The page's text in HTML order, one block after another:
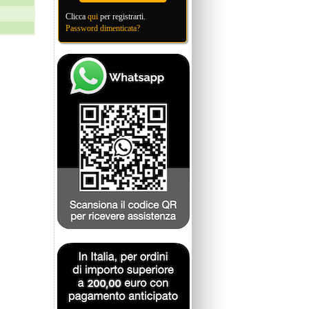
Clicca qui per registrarti.
Password dimenticata?